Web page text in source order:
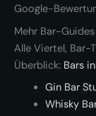
Google-
Mehr Bar-
Alle Viertel, Bar-
Überblick: Bars
Gin Bar
Whisky